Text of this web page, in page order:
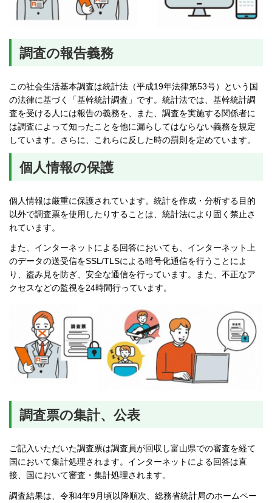
調査の報告義務
この社会生活基本調査は統計法（平成19年法律第53号）という国
の法律に基づく「基幹統計調査」です。統計法では、基幹統計調
査を受ける人には報告の義務を、また、調査を実施する関係者に
は調査によって知ったことを他に漏らしてはならない義務を規定
しています。さらに、これらに反した時の罰則を定めています。
個人情報の保護
個人情報は厳重に保護されています。統計を作成・分析する目的
以外で調査票を使用したりすることは、統計法により固く禁止さ
れています。
また、インターネットによる回答においても、インターネット上
のデータの送受信をSSL/TLSによる暗号化通信を行うことによ
り、盗み見を防ぎ、安全な通信を行っています。また、不正なア
クセスなどの監視を24時間行っています。
調査票の集計、公表
ご記入いただいた調査票は調査員が回収し富山県での審査を経て
国において集計処理されます。インターネットによる回答は直
接、国において審査・集計処理されます。
調査結果は、令和4年9月頃以降順次、総務省統計局のホームペー